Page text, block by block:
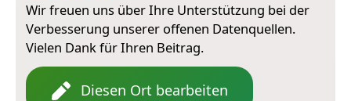
Wir freuen uns über Ihre Unterstützung bei der
Verbesserung unserer offenen Datenquellen.
Vielen Dank für Ihren Beitrag.
Diesen Ort bearbeiten